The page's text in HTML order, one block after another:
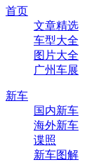
首页
文章精选
车型大全
图片大全
广州车展
新车
国内新车
海外新车
谍照
新车图解